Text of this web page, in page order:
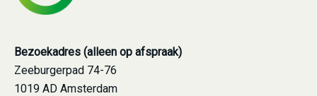
Bezoekadres (alleen op afspraak)
Zeeburgerpad 74-76
1019 AD Amsterdam